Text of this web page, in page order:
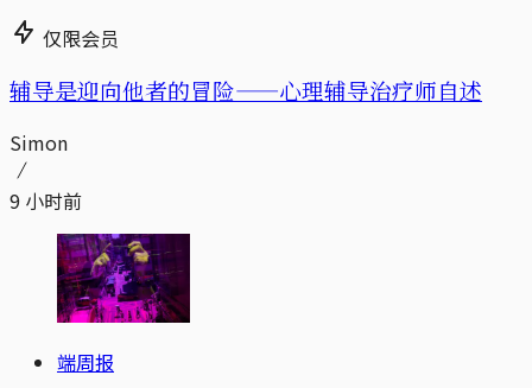
仅限会员
辅导是迎向他者的冒险——心理辅导治疗师自述
Simon
9 小时前
端周报